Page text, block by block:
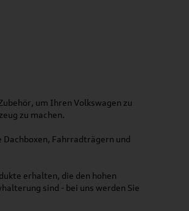
um Ihren Volkswagen zu
zu machen.
Fahrradträgern und
erhalten, die den hohen
sind - bei uns werden Sie